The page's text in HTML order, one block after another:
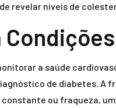
revelar níveis de
a saúde
de diabetes. A
ou fraqueza,